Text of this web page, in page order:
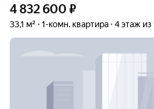
4 832 600 ₽
33,1 м² 1-комн. квартира 4 этаж из